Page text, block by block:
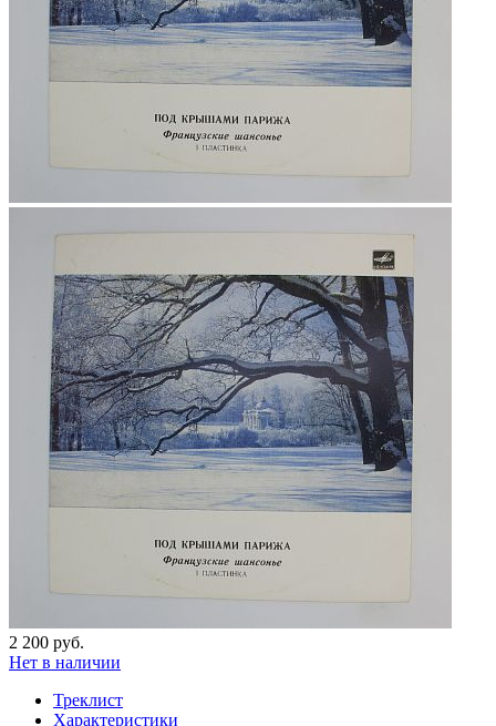
2 200 руб.
Нет в наличии
Треклист
Характеристики